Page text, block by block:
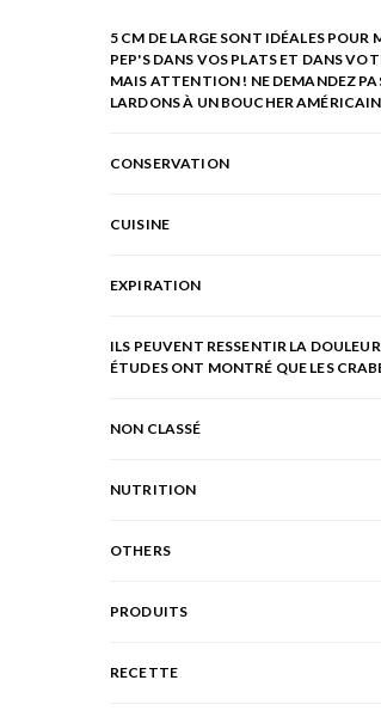
5 CM DE LARGE SONT IDÉALES POUR
PEP'S DANS VOS PLATS ET DANS
MAIS ATTENTION ! NE DEMANDEZ
LARDONS À UN BOUCHER AMÉRICAIN
CONSERVATION
CUISINE
EXPIRATION
ILS PEUVENT RESSENTIR LA
ÉTUDES ONT MONTRÉ QUE LES
NON CLASSÉ
NUTRITION
OTHERS
PRODUITS
RECETTE